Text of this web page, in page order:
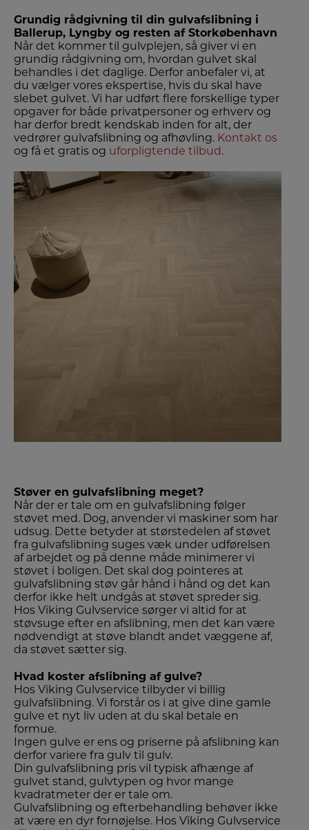
Grundig rådgivning til din gulvafslibning i
Ballerup, Lyngby og resten af Storkøbenhavn
​Når det kommer til gulvplejen, så giver vi en
grundig rådgivning om, hvordan gulvet skal
behandles i det daglige. Derfor anbefaler vi, at
du vælger vores ekspertise, hvis du skal have
slebet gulvet. Vi har udført flere forskellige typer
opgaver for både privatpersoner og erhverv og
har derfor bredt kendskab inden for alt, der
vedrører gulvafslibning og afhøvling. Kontakt os
og få et gratis og uforpligtende tilbud.
Støver en gulvafslibning meget?
Når der er tale om en gulvafslibning følger
støvet med. Dog, anvender vi maskiner som har
udsug. Dette betyder at størstedelen af støvet
fra gulvafslibning suges væk under udførelsen
af arbejdet og på denne måde minimerer vi
støvet i boligen. Det skal dog pointeres at
gulvafslibning støv går hånd i hånd og det kan
derfor ikke helt undgås at støvet spreder sig.
Hos Viking Gulvservice sørger vi altid for at
støvsuge efter en afslibning, men det kan være
nødvendigt at støve blandt andet væggene af,
da støvet sætter sig.
Hvad koster afslibning af gulve?
Hos Viking Gulvservice tilbyder vi billig
gulvafslibning. Vi forstår os i at give dine gamle
gulve et nyt liv uden at du skal betale en
formue.
Ingen gulve er ens og priserne på afslibning kan
derfor variere fra gulv til gulv.
Din gulvafslibning pris vil typisk afhænge af
gulvet stand, gulvtypen og hvor mange
kvadratmeter der er tale om.
Gulvafslibning og efterbehandling behøver ikke
at være en dyr fornøjelse. Hos Viking Gulvservice